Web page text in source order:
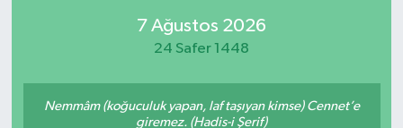
7 Ağustos 2026
24 Safer 1448
Nemmâm (koğuculuk yapan, laf taşıyan kimse) Cennet’e
giremez. (Hadis-i Şerif)
Kültür Sanat
Eğitim
Tüm Manşetler
Haber Arşivi